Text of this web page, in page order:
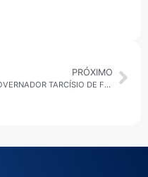
PRÓXIMO
GOVERNADOR TARCÍSIO DE FREITAS PARTICIPA DE CAMINHADA EM APOIO A TAKA YAMAUCHI EM DIADEMA